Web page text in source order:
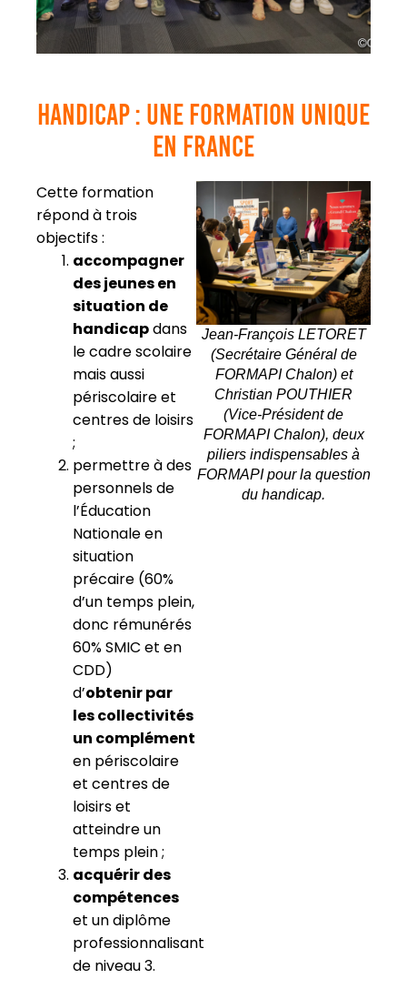
Handicap : une formation unique
en france
Cette formation
répond à trois
objectifs :
accompagner
des jeunes en
situation de
handicapdans
le cadre scolaire
mais aussi
périscolaire et
centres de loisirs
;
permettre à des
personnels de
l’Éducation
Nationale en
situation
précaire (60%
d’un temps plein,
donc rémunérés
60% SMIC et en
CDD)
d’obtenir par
les collectivités
un complément
en périscolaire
et centres de
loisirs et
atteindre un
temps plein ;
acquérir des
compétences
et un diplôme
professionnalisant
de niveau 3.
Jean-François LETORET
(Secrétaire Général de
FORMAPI Chalon) et
Christian POUTHIER
(Vice-Président de
FORMAPI Chalon), deux
piliers indispensables à
FORMAPI pour la question
du handicap.